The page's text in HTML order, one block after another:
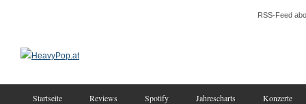
RSS-Feed
Startseite Reviews Spotify Jahrescharts Konzerte